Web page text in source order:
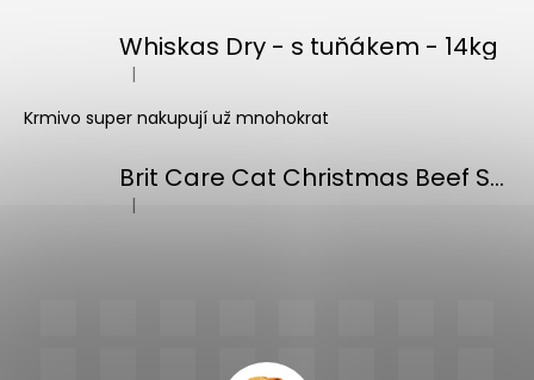
Whiskas Dry - s tuňákem - 14kg
Hodnocení produktu je 5 z 5 hvězdiček.
|
Krmivo super nakupují už mnohokrat
Brit Care Cat Christmas Beef Soup 75g
Hodnocení produktu je 5 z 5 hvězdiček.
|